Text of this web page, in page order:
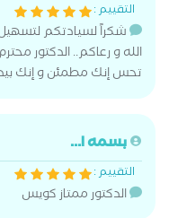
التقييم :
شكراً لسيادتكم
الله و رعاكم.. الدكتور
تحس إنك مطمئن و إنك بيد
بسمه ا...
التقييم :
الدكتور ممتاز كويس